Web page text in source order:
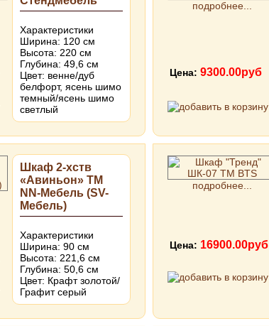
Характеристики
Ширина: 120 см
Высота: 220 см
Глубина: 49,6 см
Цвет: венне/дуб
белфорт, ясень шимо
темный/ясень шимо
светлый
подробнее...
Цена: 9300.00руб
Шкаф 2-хств
«Авиньон» ТМ
NN-Мебель (SV-
Мебель)
Характеристики
Ширина: 90 см
Высота: 221,6 см
Глубина: 50,6 см
Цвет: Крафт золотой/
Графит серый
подробнее...
Цена: 16900.00руб